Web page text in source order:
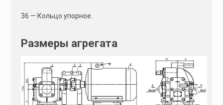
36 — Кольцо упорное.
Размеры агрегата